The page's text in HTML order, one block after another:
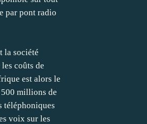
par pont radio
la société
coûts de
est alors le
millions de
téléphoniques
voix sur les